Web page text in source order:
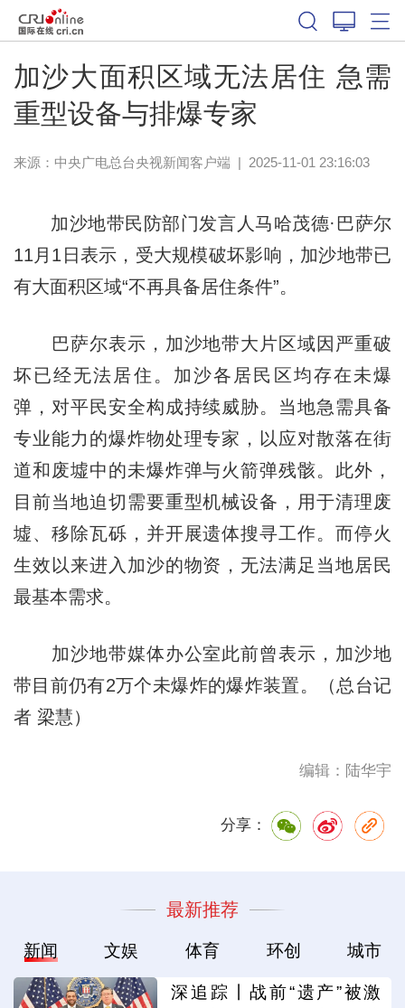
加沙大面积区域无法居住 急需
重型设备与排爆专家
来源： 中央广电总台央视新闻客户端 | 2025-11-01 23:16:03
加沙地带民防部门发言人马哈茂德·巴萨尔
11月1日表示，受大规模破坏影响，加沙地带已
有大面积区域“不再具备居住条件”。
巴萨尔表示，加沙地带大片区域因严重破
坏已经无法居住。加沙各居民区均存在未爆
弹，对平民安全构成持续威胁。当地急需具备
专业能力的爆炸物处理专家，以应对散落在街
道和废墟中的未爆炸弹与火箭弹残骸。此外，
目前当地迫切需要重型机械设备，用于清理废
墟、移除瓦砾，并开展遗体搜寻工作。而停火
生效以来进入加沙的物资，无法满足当地居民
最基本需求。
加沙地带媒体办公室此前曾表示，加沙地
带目前仍有2万个未爆炸的爆炸装置。（总台记
者 梁慧）
编辑：陆华宇
分享：
最新推荐
新闻 文娱 体育 环创 城市
深追踪丨战前“遗产”被激